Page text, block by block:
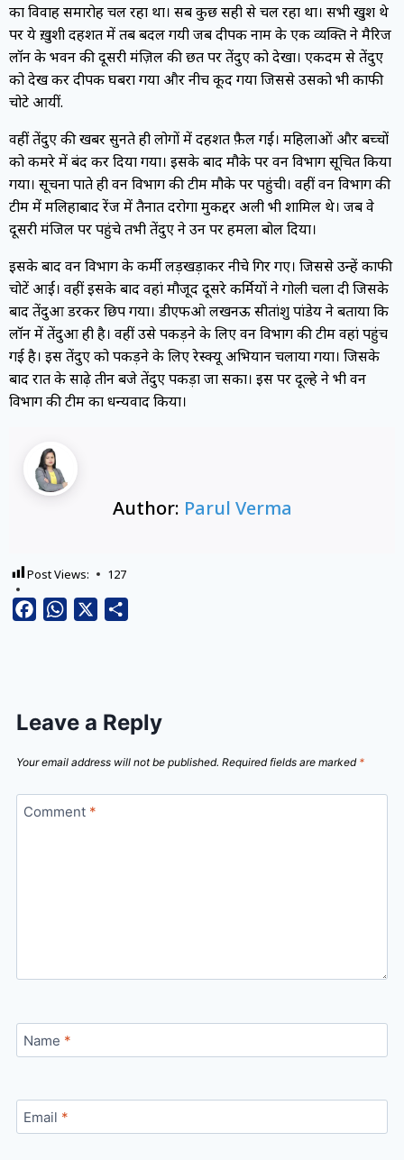
का विवाह समारोह चल रहा था। सब कुछ सही से चल रहा था। सभी खुश थे
पर ये ख़ुशी दहशत में तब बदल गयी जब दीपक नाम के एक व्यक्ति ने मैरिज
लॉन के भवन की दूसरी मंज़िल की छत पर तेंदुए को देखा। एकदम से तेंदुए
को देख कर दीपक घबरा गया और नीच कूद गया जिससे उसको भी काफी
चोटे आयीं.
वहीं तेंदुए की खबर सुनते ही लोगों में दहशत फ़ैल गई। महिलाओं और बच्चों
को कमरे में बंद कर दिया गया। इसके बाद मौके पर वन विभाग सूचित किया
गया। सूचना पाते ही वन विभाग की टीम मौके पर पहुंची। वहीं वन विभाग की
टीम में मलिहाबाद रेंज में तैनात दरोगा मुकद्दर अली भी शामिल थे। जब वे
दूसरी मंजिल पर पहुंचे तभी तेंदुए ने उन पर हमला बोल दिया।
इसके बाद वन विभाग के कर्मी लड़खड़ाकर नीचे गिर गए। जिससे उन्हें काफी
चोटें आईं। वहीं इसके बाद वहां मौजूद दूसरे कर्मियों ने गोली चला दी जिसके
बाद तेंदुआ डरकर छिप गया। डीएफओ लखनऊ सीतांशु पांडेय ने बताया कि
लॉन में तेंदुआ ही है। वहीं उसे पकड़ने के लिए वन विभाग की टीम वहां पहुंच
गई है। इस तेंदुए को पकड़ने के लिए रेस्क्यू अभियान चलाया गया। जिसके
बाद रात के साढ़े तीन बजे तेंदुए पकड़ा जा सका। इस पर दूल्हे ने भी वन
विभाग की टीम का धन्यवाद किया।
Author: Parul Verma
Post Views: 127
FacebookWhatsApp
Leave a Reply
Your email address will not be published. Required fields are marked *
Comment *
Name *
Email *